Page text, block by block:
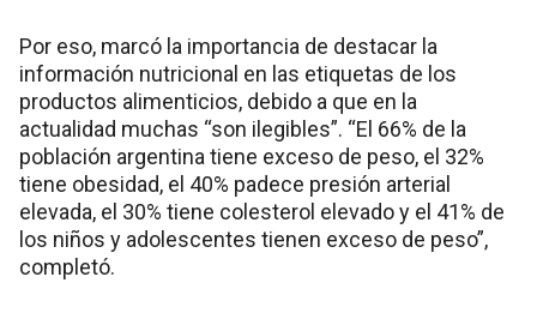
Por eso, marcó la importancia de destacar la
información nutricional en las etiquetas de los
productos alimenticios, debido a que en la
actualidad muchas “son ilegibles”. “El 66% de la
población argentina tiene exceso de peso, el 32%
tiene obesidad, el 40% padece presión arterial
elevada, el 30% tiene colesterol elevado y el 41% de
los niños y adolescentes tienen exceso de peso”,
completó.